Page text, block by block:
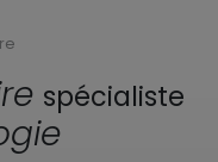
spécialiste